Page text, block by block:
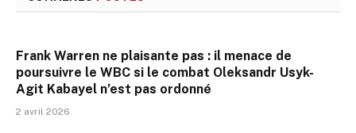
Frank Warren ne plaisante pas : il menace de
poursuivre le WBC si le combat Oleksandr Usyk-
Agit Kabayel n’est pas ordonné
2 avril 2026